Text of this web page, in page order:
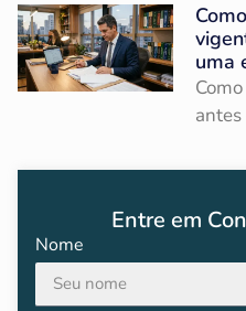
uma
Entre em
Nome